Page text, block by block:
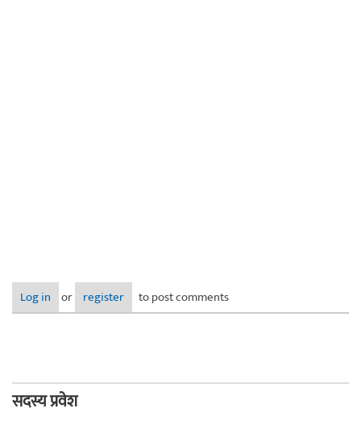
Log in or register to post comments
सदस्य प्रवेश